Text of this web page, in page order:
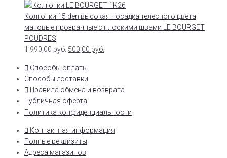
Колготки 15 den высокая посадка телесного цвета
матовые прозрачные с плоскими швами LE BOURGET
POUDRES
1 990,00руб. 500,00 руб.
Способы оплаты
Способы доставки
Правила обмена и возврата
Публичная оферта
Политика конфиденциальности
Контактная информация
Полные реквизиты
Адреса магазинов